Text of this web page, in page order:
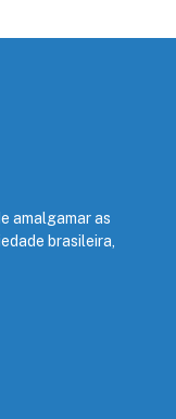
amalgamar as
brasileira,